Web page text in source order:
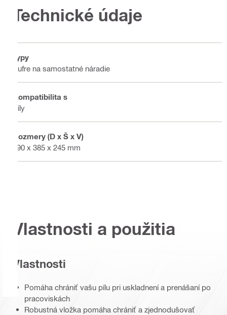
Technické údaje
Typy
Kufre na samostatné náradie
Kompatibilita s
Píly
Rozmery (D x Š x V)
590 x 385 x 245 mm
Vlastnosti a použitia
Vlastnosti
Pomáha chrániť vašu pílu pri uskladnení a prenášaní po
pracoviskách
Robustná vložka pomáha chrániť a zjednodušovať